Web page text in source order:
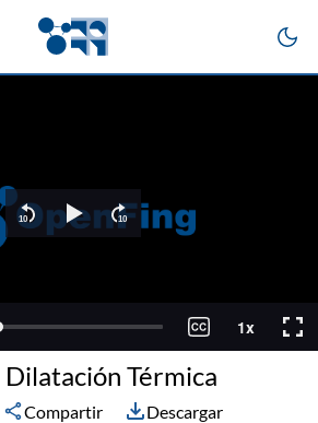
Térmica
Compartir Descargar